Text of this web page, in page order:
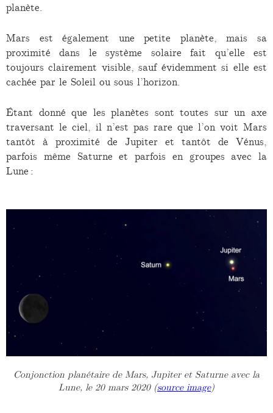
planète.
Mars est également une petite planète, mais sa
proximité dans le système solaire fait qu’elle est
toujours clairement visible, sauf évidemment si elle est
cachée par le Soleil ou sous l’horizon.
Étant donné que les planètes sont toutes sur un axe
traversant le ciel, il n’est pas rare que l’on voit Mars
tantôt à proximité de Jupiter et tantôt de Vénus,
parfois même Saturne et parfois en groupes avec la
Lune :
Conjonction planétaire de Mars, Jupiter et Saturne avec la
Lune, le 20 mars 2020 (source image)